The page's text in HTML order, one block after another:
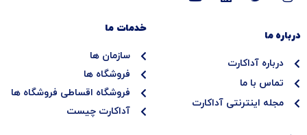
a
a
m
r
درباره ما
درباره آداکارت
تماس با ما
مجله اینترنتی آداکارت
خدمات ما
سازمان ها
فروشگاه ها
فروشگاه اقساطی فروشگاه ها
آداکارت چیست